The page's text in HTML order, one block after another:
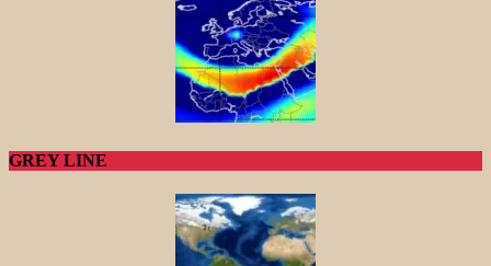
GREY LINE